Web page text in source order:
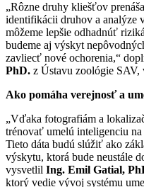
„Rôzne druhy kliešťov
identifikácii druhov a analýze
môžeme lepšie odhadnúť
budeme aj výskyt
zavliecť nové ochorenia,“
PhD. z Ústavu zoológie SAV,
Ako pomáha verejnosť a
„Vďaka fotografiám a
trénovať umelú inteligenciu
Tieto dáta budú slúžiť ako
výskytu, ktorá bude neustále
vysvetlil Ing. Emil Gatial,
ktorý vedie vývoj systému